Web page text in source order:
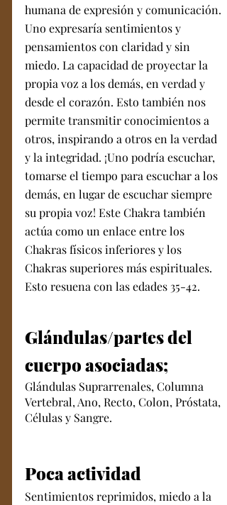
humana de expresión y comunicación.
Uno expresaría sentimientos y
pensamientos con claridad y sin
miedo. La capacidad de proyectar la
propia voz a los demás, en verdad y
desde el corazón. Esto también nos
permite transmitir conocimientos a
otros, inspirando a otros en la verdad
y la integridad. ¡Uno podría escuchar,
tomarse el tiempo para escuchar a los
demás, en lugar de escuchar siempre
su propia voz! Este Chakra también
actúa como un enlace entre los
Chakras físicos inferiores y los
Chakras superiores más espirituales.
Esto resuena con las edades 35-42.
Glándulas/partes del
cuerpo asociadas;
Glándulas Suprarrenales, Columna
Vertebral, Ano, Recto, Colon, Próstata,
Células y Sangre.
Poca actividad
Sentimientos reprimidos, miedo a la